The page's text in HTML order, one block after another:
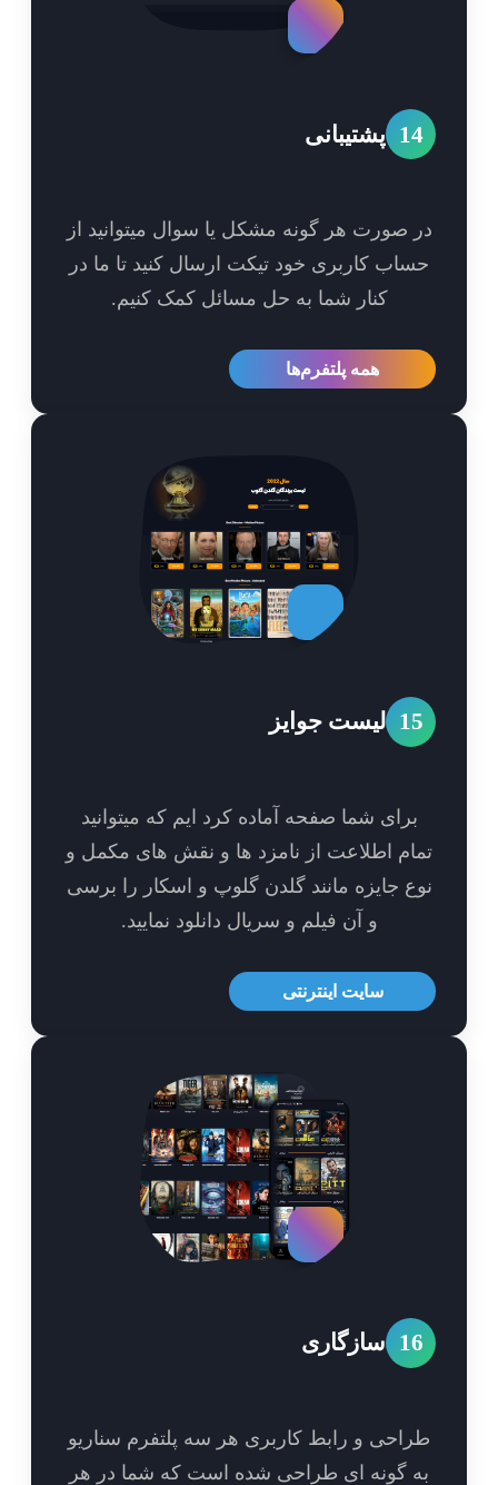
پشتیبانی
صورت هر گونه مشکل یا سوال میتوانید از
کاربری خود تیکت ارسال کنید تا ما در
کنار شما به حل مسائل کمک کنیم.
همه پلتفرم‌ها
لیست جوایز
برای شما صفحه آماده کرد ایم که میتوانید
اطلاعت از نامزد ها و نقش های مکمل و
جایزه مانند گلدن گلوپ و اسکار را برسی
و آن فیلم و سریال دانلود نمایید.
سایت اینترنتی
سازگاری
و رابط کاربری هر سه پلتفرم سناریو
گونه ای طراحی شده است که شما در هر